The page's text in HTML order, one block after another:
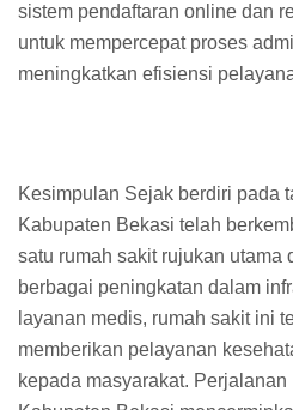
sistem pendaftaran online dan
untuk mempercepat proses
meningkatkan efisiensi
Kesimpulan Sejak berdiri pada
Kabupaten Bekasi telah
satu rumah sakit rujukan utama
berbagai peningkatan dalam
layanan medis, rumah sakit ini
memberikan pelayanan
kepada masyarakat.